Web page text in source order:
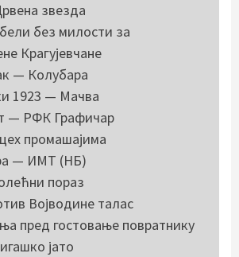
звезда
без милости за
Крагујевчане
— Колубара
1923 — Мачва
— РФК Графичар
промашајима
— ИМТ (НБ)
пораз
Војводине талас
пред гостовање повратнику
јато